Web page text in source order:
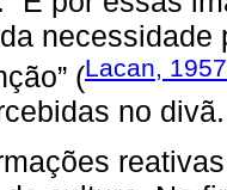
(Lacan,
no divã.